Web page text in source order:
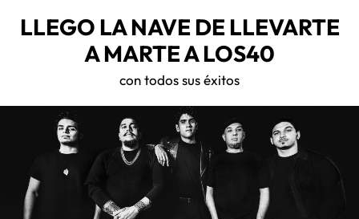
LLEGO LA NAVE DE LLEVARTE
A MARTE A LOS40
con todos sus éxitos